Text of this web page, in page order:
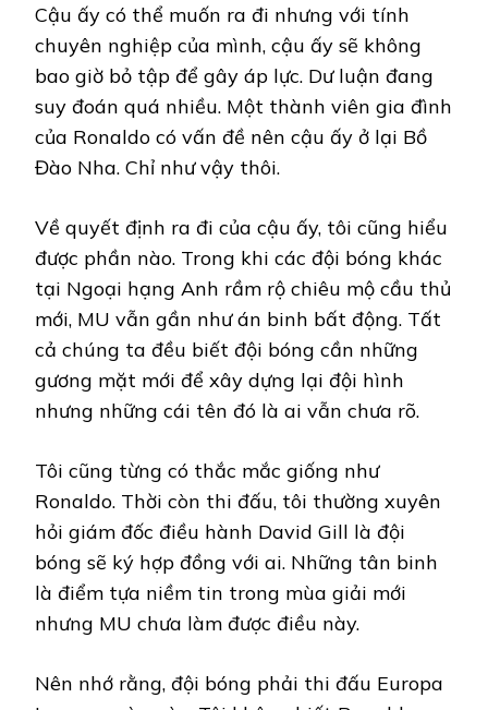
Cậu ấy có thể muốn ra đi nhưng với tính
chuyên nghiệp của mình, cậu ấy sẽ không
bao giờ bỏ tập để gây áp lực. Dư luận đang
suy đoán quá nhiều. Một thành viên gia đình
của Ronaldo có vấn đề nên cậu ấy ở lại Bồ
Đào Nha. Chỉ như vậy thôi.
Về quyết định ra đi của cậu ấy, tôi cũng hiểu
được phần nào. Trong khi các đội bóng khác
tại Ngoại hạng Anh rầm rộ chiêu mộ cầu thủ
mới, MU vẫn gần như án binh bất động. Tất
cả chúng ta đều biết đội bóng cần những
gương mặt mới để xây dựng lại đội hình
nhưng những cái tên đó là ai vẫn chưa rõ.
Tôi cũng từng có thắc mắc giống như
Ronaldo. Thời còn thi đấu, tôi thường xuyên
hỏi giám đốc điều hành David Gill là đội
bóng sẽ ký hợp đồng với ai. Những tân binh
là điểm tựa niềm tin trong mùa giải mới
nhưng MU chưa làm được điều này.
Nên nhớ rằng, đội bóng phải thi đấu Europa